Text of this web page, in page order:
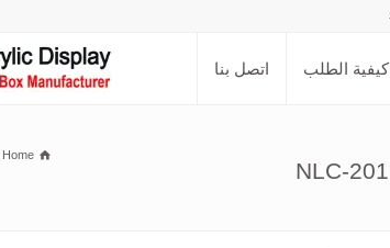
كيفية الطلب اتصل بنا
Home